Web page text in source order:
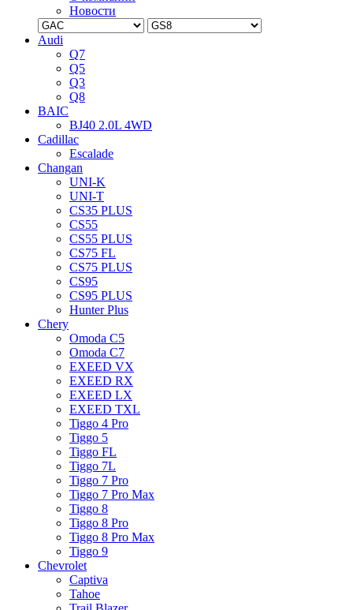
Новости
Audi
Q7
Q5
Q3
Q8
BAIC
BJ40 2.0L 4WD
Cadillac
Escalade
Changan
UNI-K
UNI-T
CS35 PLUS
CS55
CS55 PLUS
CS75 FL
CS75 PLUS
CS95
CS95 PLUS
Hunter Plus
Chery
Omoda C5
Omoda C7
EXEED VX
EXEED RX
EXEED LX
EXEED TXL
Tiggo 4 Pro
Tiggo 5
Tiggo FL
Tiggo 7L
Tiggo 7 Pro
Tiggo 7 Pro Max
Tiggo 8
Tiggo 8 Pro
Tiggo 8 Pro Max
Tiggo 9
Chevrolet
Captiva
Tahoe